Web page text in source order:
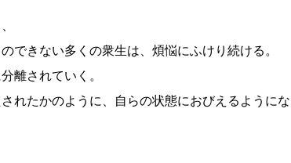
きない多くの衆生は、煩悩にふけり続ける。
離されていく。
れたかのように、自らの状態におびえるようにな